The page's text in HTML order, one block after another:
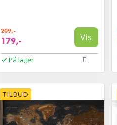
209,-
179,- Vis
På lager
TILBUD